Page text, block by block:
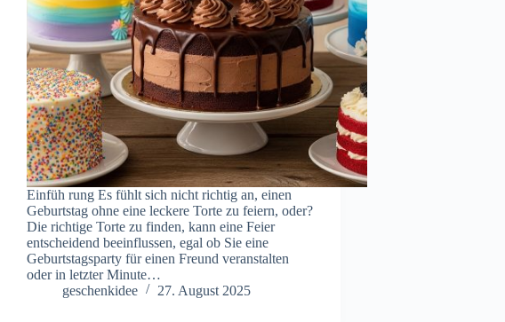
Einfüh rung Es fühlt sich nicht richtig an, einen
Geburtstag ohne eine leckere Torte zu feiern, oder?
Die richtige Torte zu finden, kann eine Feier
entscheidend beeinflussen, egal ob Sie eine
Geburtstagsparty für einen Freund veranstalten
oder in letzter Minute…
geschenkidee
27. August 2025